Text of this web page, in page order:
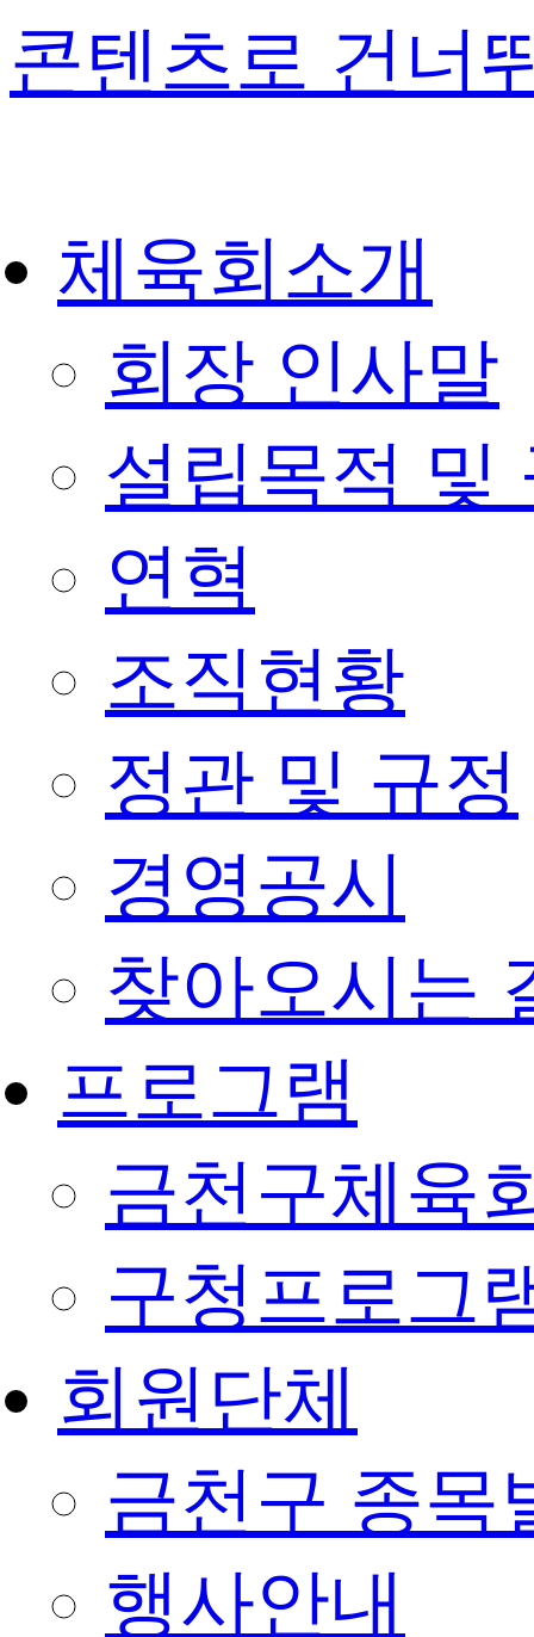
콘텐츠로 건너
체육회소개
회장 인사말
설립목적 및
연혁
조직현황
정관 및 규정
경영공시
찾아오시는
프로그램
금천구체육
구청프로그
회원단체
금천구 종목
행사안내